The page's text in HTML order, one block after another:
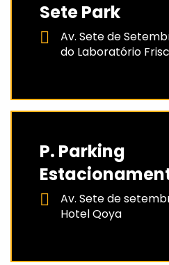
Sete Park
Av. Sete de
do Laboratório
P. Parking
Av. Sete de
Hotel Qoya